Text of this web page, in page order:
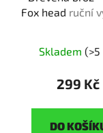
Fox head ruční
Skladem (>5
299 Kč
DO